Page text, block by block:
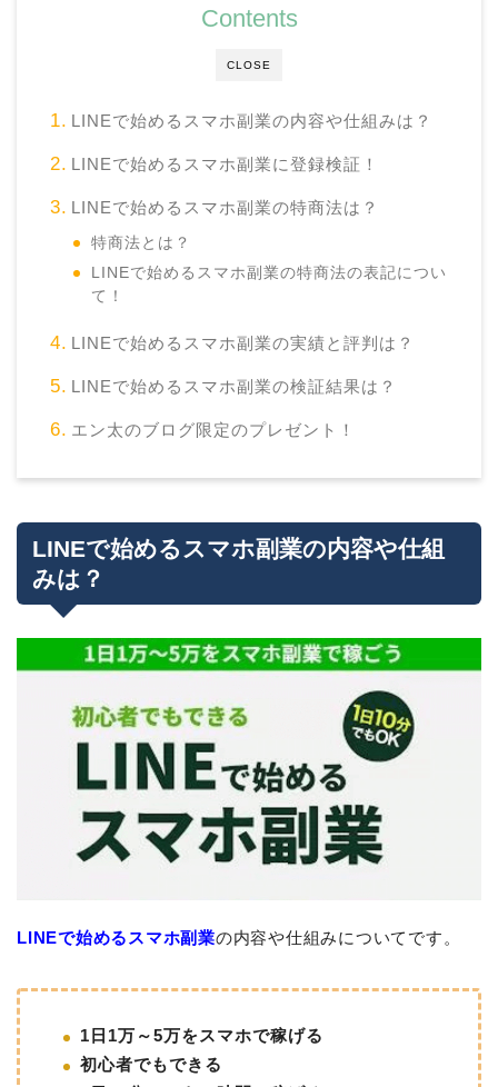
CLOSE
Contents
LINEで始めるスマホ副業の内容や仕組みは？
LINEで始めるスマホ副業に登録検証！
LINEで始めるスマホ副業の特商法は？
特商法とは？
LINEで始めるスマホ副業の特商法の表記につい
て！
LINEで始めるスマホ副業の実績と評判は？
LINEで始めるスマホ副業の検証結果は？
エン太のブログ限定のプレゼント！
LINEで始めるスマホ副業の内容や仕組
みは？
LINEで始めるスマホ副業の内容や仕組みについてです。
1日1万～5万をスマホで稼げる
初心者でもできる